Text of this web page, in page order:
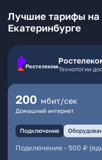
Лучшие тарифы на
Екатеринбурге
Технологии
200 мбит/сек
Домашний интернет
Подключение
Подключение - 500 ₽